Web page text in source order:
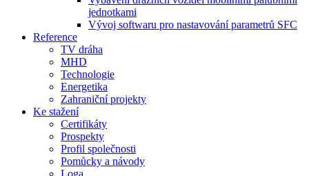
jednotkami
Vývoj softwaru pro nastavování parametrů SFC
Reference
TV dráha
MHD
Technologie
Energetika
Zahraniční projekty
Ke stažení
Certifikáty
Prospekty
Profil společnosti
Pomůcky a návody
Loga